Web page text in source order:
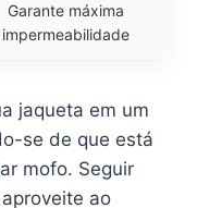
Garante máxima
impermeabilidade
jaqueta em um
se de que está
mofo. Seguir
ao